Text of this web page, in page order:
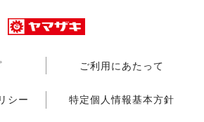
ご利用にあたって
シー 特定個人情報基本方針